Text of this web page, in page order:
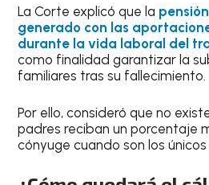
La Corte explicó que la
generado con las
durante la vida laboral del
como finalidad garantizar la
familiares tras su fallecimiento.
Por ello, consideró que no
padres reciban un porcentaje
cónyuge cuando son los